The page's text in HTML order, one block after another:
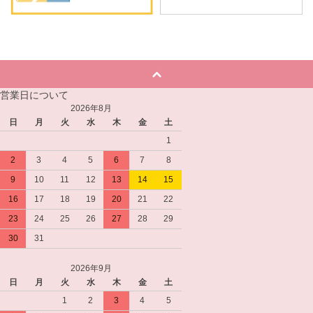
営業日について
2026年8月
日
月 火 水 木 金
土
1
2
3 4 5 6 7
8
9
10 11 12 13 14
15
16
17 18 19 20 21
22
23
24 25 26 27 28
29
30
31
2026年9月
日
月 火 水 木 金
土
1
2 3 4
5